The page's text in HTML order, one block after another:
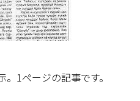
1ページの記事です。